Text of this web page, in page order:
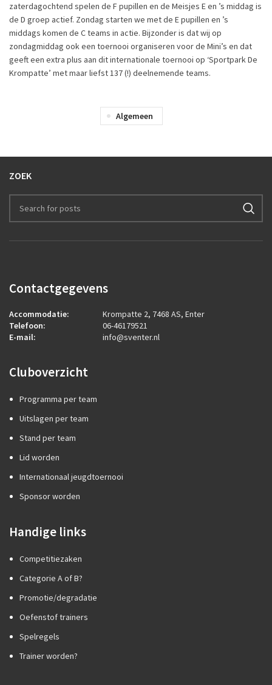
zaterdagochtend spelen de F pupillen en de Meisjes E en ’s middag is
de D groep actief. Zondag starten we met de E pupillen en ’s
middags komen de C teams in actie. Bijzonder is dat wij op
zondagmiddag ook een toernooi organiseren voor de Mini’s en dat
geeft een extra plus aan dit internationale toernooi op ‘Sportpark De
Krompatte’ met maar liefst 137 (!) deelnemende teams.
Algemeen
ZOEK
Contactgegevens
Accommodatie:
Krompatte 2, 7468 AS, Enter
Telefoon:
06-46179521
E-mail:
info@sventer.nl
Cluboverzicht
Programma per team
Uitslagen per team
Stand per team
Lid worden
Internationaal jeugdtoernooi
Sponsor worden
Handige links
Competitiezaken
Categorie A of B?
Promotie/degradatie
Oefenstof trainers
Spelregels
Trainer worden?